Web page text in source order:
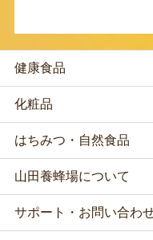
健康食品
化粧品
はちみつ・自然食品
山田養蜂場について
サポート・お問い合わ